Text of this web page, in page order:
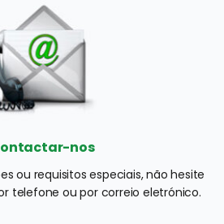
nos
ou requisitos especiais, não hesite
telefone ou por correio eletrónico.